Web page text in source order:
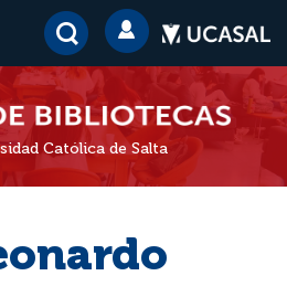
Católica de Salta